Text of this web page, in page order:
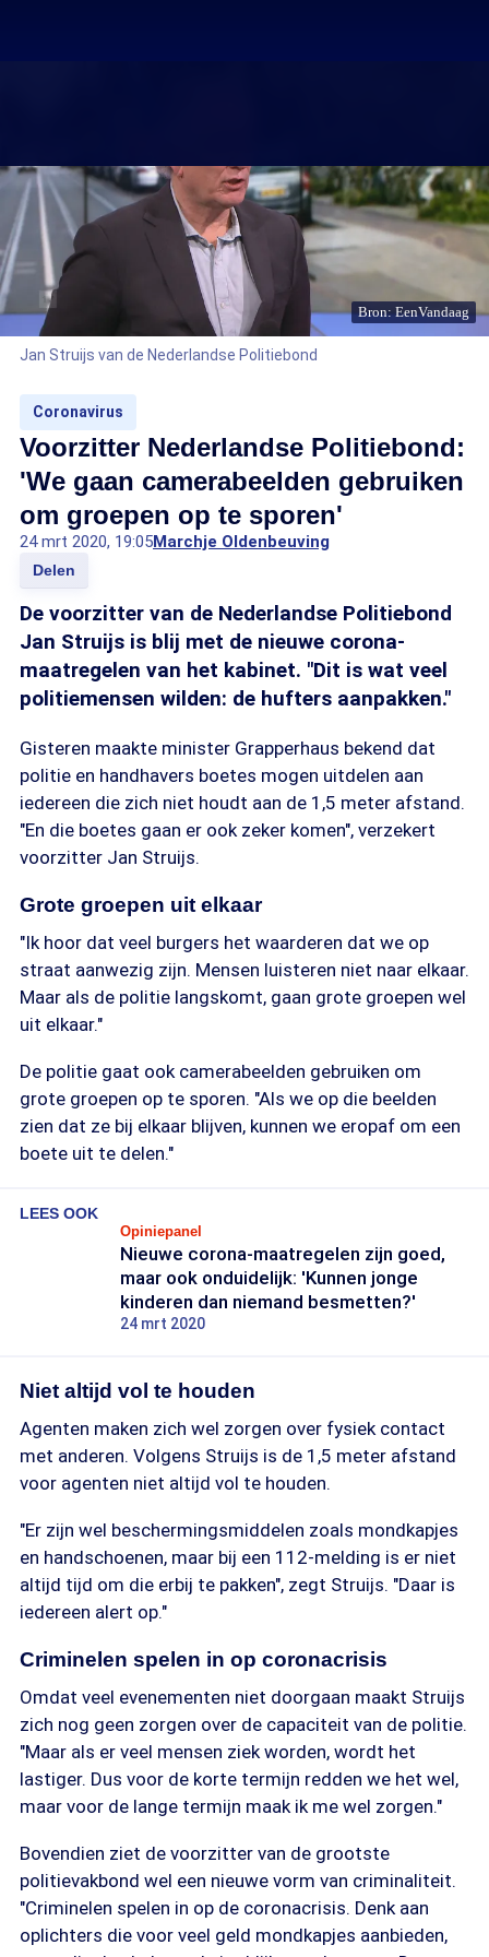
Bron: EenVandaag
Jan Struijs van de Nederlandse Politiebond
Coronavirus
Voorzitter Nederlandse Politiebond:
'We gaan camerabeelden gebruiken
om groepen op te sporen'
24 mrt 2020, 19:05Marchje Oldenbeuving
Delen
De voorzitter van de Nederlandse Politiebond
Jan Struijs is blij met de nieuwe corona-
maatregelen van het kabinet. "Dit is wat veel
politiemensen wilden: de hufters aanpakken."
Gisteren maakte minister Grapperhaus bekend dat
politie en handhavers boetes mogen uitdelen aan
iedereen die zich niet houdt aan de 1,5 meter afstand.
"En die boetes gaan er ook zeker komen", verzekert
voorzitter Jan Struijs.
Grote groepen uit elkaar
"Ik hoor dat veel burgers het waarderen dat we op
straat aanwezig zijn. Mensen luisteren niet naar elkaar.
Maar als de politie langskomt, gaan grote groepen wel
uit elkaar."
De politie gaat ook camerabeelden gebruiken om
grote groepen op te sporen. "Als we op die beelden
zien dat ze bij elkaar blijven, kunnen we eropaf om een
boete uit te delen."
LEES OOK
Opiniepanel
Nieuwe corona-maatregelen zijn goed,
maar ook onduidelijk: 'Kunnen jonge
kinderen dan niemand besmetten?'
24 mrt 2020
Niet altijd vol te houden
Agenten maken zich wel zorgen over fysiek contact
met anderen. Volgens Struijs is de 1,5 meter afstand
voor agenten niet altijd vol te houden.
"Er zijn wel beschermingsmiddelen zoals mondkapjes
en handschoenen, maar bij een 112-melding is er niet
altijd tijd om die erbij te pakken", zegt Struijs. "Daar is
iedereen alert op."
Criminelen spelen in op coronacrisis
Omdat veel evenementen niet doorgaan maakt Struijs
zich nog geen zorgen over de capaciteit van de politie.
"Maar als er veel mensen ziek worden, wordt het
lastiger. Dus voor de korte termijn redden we het wel,
maar voor de lange termijn maak ik me wel zorgen."
Bovendien ziet de voorzitter van de grootste
politievakbond wel een nieuwe vorm van criminaliteit.
"Criminelen spelen in op de coronacrisis. Denk aan
oplichters die voor veel geld mondkapjes aanbieden,